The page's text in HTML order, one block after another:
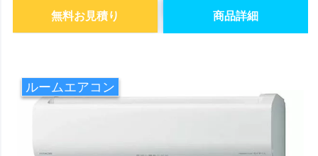
商品詳細
無料お見積り
ルームエアコン